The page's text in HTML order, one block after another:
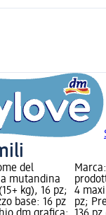
del
mutandina
kg), 16 pz;
base: 16 pz
4
pz;